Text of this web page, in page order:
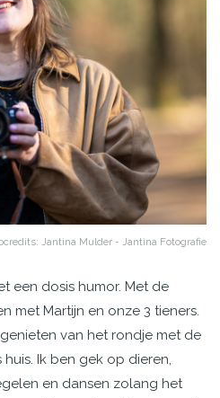
een dosis humor. Met de
met Martijn en onze 3 tieners.
van het rondje met de
Ik ben gek op dieren,
en dansen zolang het
Jantina Mulder - Jantina Fotografie